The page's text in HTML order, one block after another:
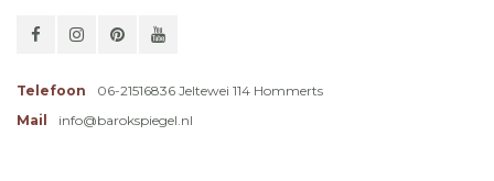
Telefoon
06-21516836 Jeltewei 114 Hommerts
Mail
info@barokspiegel.nl